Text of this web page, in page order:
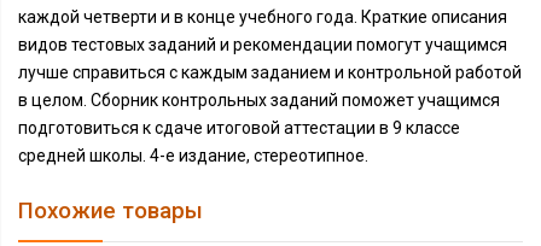
каждой четверти и в конце учебного года. Краткие описания
видов тестовых заданий и рекомендации помогут учащимся
лучше справиться с каждым заданием и контрольной работой
в целом. Сборник контрольных заданий поможет учащимся
подготовиться к сдаче итоговой аттестации в 9 классе
средней школы. 4-е издание, стереотипное.
Похожие товары